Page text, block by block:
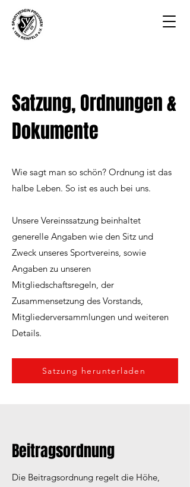
Satzung, Ordnungen &
Dokumente
Wie sagt man so schön? Ordnung ist das
halbe Leben. So ist es auch bei uns.
Unsere Vereinssatzung beinhaltet
generelle Angaben wie den Sitz und
Zweck unseres Sportvereins, sowie
Angaben zu unseren
Mitgliedschaftsregeln, der
Zusammensetzung des Vorstands,
Mitgliederversammlungen und weiteren
Details.
Satzung herunterladen
Beitragsordnung
Die Beitragsordnung regelt die Höhe,